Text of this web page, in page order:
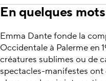
En quelques mots
Emma Dante fonde la
Occidentale à Palerme en
créatures sublimes ou de
spectacles-manifestes ont